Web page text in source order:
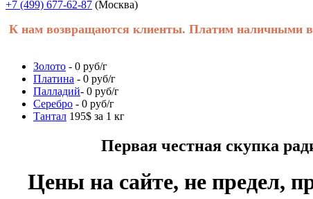
+7 (499) 677-62-87 (Москва)
К нам возвращаются клиенты. Платим наличными в
Золото - 0 руб/г
Платина - 0 руб/г
Палладий- 0 руб/г
Серебро - 0 руб/г
Тантал 195$ за 1 кг
Первая честная скупка
Цены на сайте, не предел,